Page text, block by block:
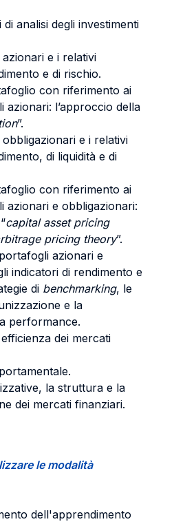
analisi degli investimenti
azionari e i relativi
e di rischio.
con riferimento ai
azionari: l’approccio della
”.
obbligazionari e i relativi
di liquidità e di
con riferimento ai
azionari e obbligazionari:
capital asset pricing
pricing theory”.
azionari e
indicatori di rendimento e
di benchmarking, le
e la
performance.
dei mercati
la struttura e la
dei mercati finanziari.
le modalità
dell'apprendimento